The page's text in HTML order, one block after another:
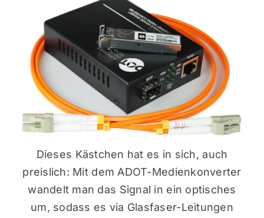
Dieses Kästchen hat es in sich, auch
preislich: Mit dem ADOT-Medienkonverter
wandelt man das Signal in ein optisches
um, sodass es via Glasfaser-Leitungen